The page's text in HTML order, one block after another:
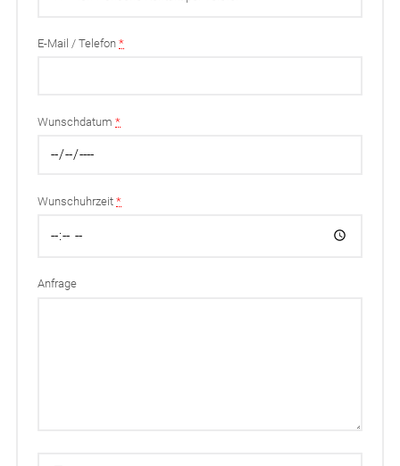
E-Mail / Telefon*
Wunschdatum*
Wunschuhrzeit*
Anfrage